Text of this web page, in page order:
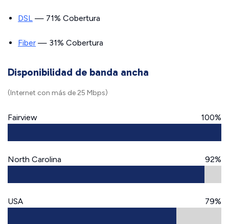
DSL — 71% Cobertura
Fiber — 31% Cobertura
Disponibilidad de banda ancha
(Internet con más de 25 Mbps)
Fairview 100%
North Carolina 92%
USA 79%